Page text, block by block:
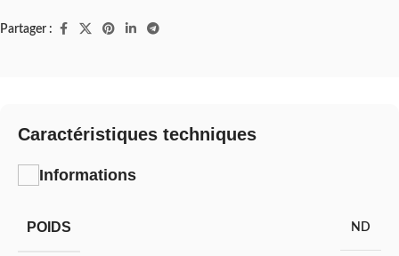
Partager :
Caractéristiques techniques
Informations
POIDS ND